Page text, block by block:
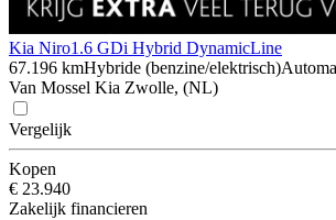
Kia Niro1.6 GDi Hybrid DynamicLine
67.196 kmHybride (benzine/elektrisch)
Van Mossel Kia Zwolle, (NL)
Vergelijk
Kopen
€ 23.940
Zakelijk financieren